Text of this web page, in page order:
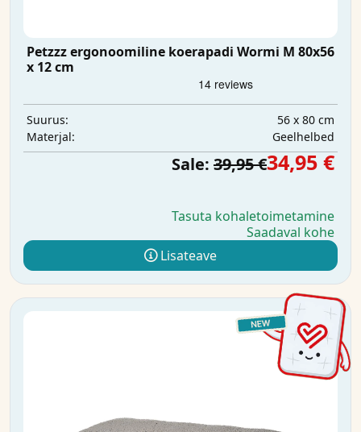
Petzzz ergonoomiline koerapadi Wormi M 80x56
x 12 cm
Suurus:
56 x 80 cm
Materjal:
Geelhelbed
Sale: 39,95 €34,95 €
Tasuta kohaletoimetamine
Saadaval kohe
Lisateave